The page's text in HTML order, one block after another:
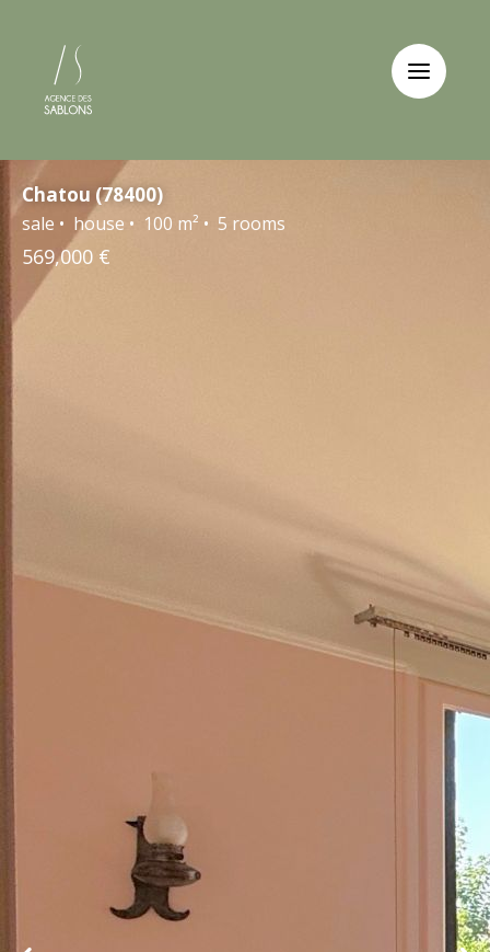
Chatou (78400)
sale • house • 100 m² • 5 rooms
569,000 €